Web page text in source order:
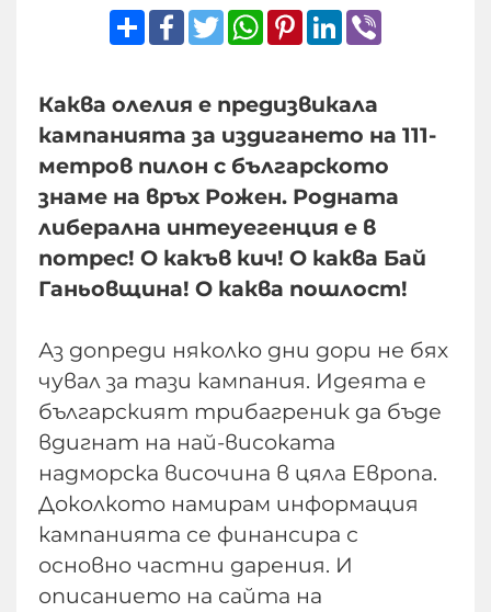
ShareFacebook
TwitterWhatsApp
Pinterest
LinkedIn
Каква олелия е предизвикала
кампанията за издигането на 111-
метров пилон с българското
знаме на връх Рожен. Родната
либерална интеуегенция е в
потрес! О какъв кич! О каква Бай
Ганьовщина! О каква пошлост!
Аз допреди няколко дни дори не бях
чувал за тази кампания. Идеята е
българският трибагреник да бъде
вдигнат на най-високата
надморска височина в цяла Европа.
Доколкото намирам информация
кампанията се финансира с
основно частни дарения. И
описанието на сайта на